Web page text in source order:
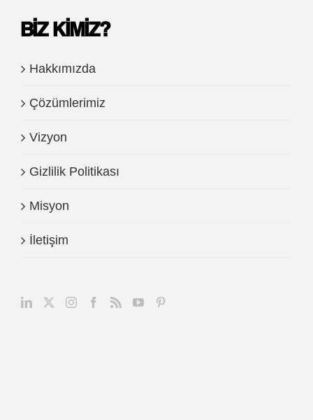
BIZ KIMIZ?
Hakkımızda
Çözümlerimiz
Vizyon
Gizlilik Politikası
Misyon
İletişim